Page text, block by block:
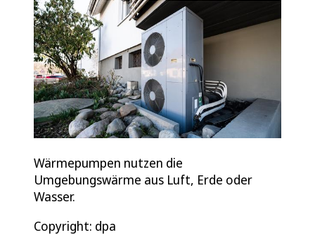
Wärmepumpen nutzen die
Umgebungswärme aus Luft, Erde oder
Wasser.
Copyright: dpa